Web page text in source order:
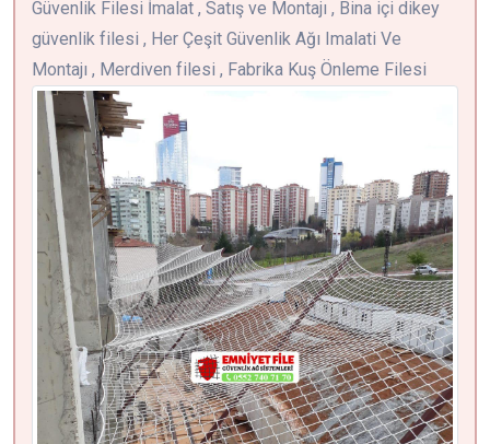
Güvenlik Filesi İmalat , Satış ve Montajı , Bina içi dikey
güvenlik filesi , Her Çeşit Güvenlik Ağı Imalati Ve
Montajı , Merdiven filesi , Fabrika Kuş Önleme Filesi